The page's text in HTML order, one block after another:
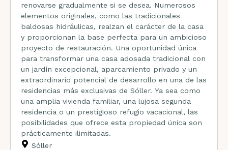
renovarse gradualmente si se desea. Numerosos
elementos originales, como las tradicionales
baldosas hidráulicas, realzan el carácter de la casa
y proporcionan la base perfecta para un ambicioso
proyecto de restauración. Una oportunidad única
para transformar una casa adosada tradicional con
un jardín excepcional, aparcamiento privado y un
extraordinario potencial de desarrollo en una de las
residencias más exclusivas de Sóller. Ya sea como
una amplia vivienda familiar, una lujosa segunda
residencia o un prestigioso refugio vacacional, las
posibilidades que ofrece esta propiedad única son
prácticamente ilimitadas.
Sóller